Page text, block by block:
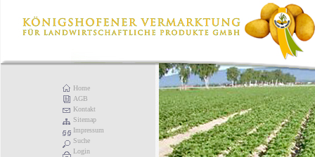
Home
AGB
Kontakt
Sitemap
Impressum
Suche
Login